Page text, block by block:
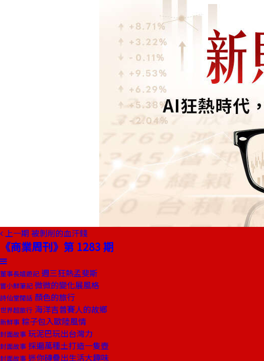
上一期 被剝削的血汗錢
《商業周刊》第 1283 期
董事長嬉遊記 週三狂熱孟斐斯
嘗小鮮筆記 微微的變化展風格
詩仙堂閒話 顏色的旅行
世界超旅行 海洋吉普賽人的故鄉
新鮮事 粽子包入歐陸風情
封面故事 玩泥巴玩出台灣力
封面故事 採遍萬種土打造一隻壺
封面故事 迷你磚疊出生活大趣味